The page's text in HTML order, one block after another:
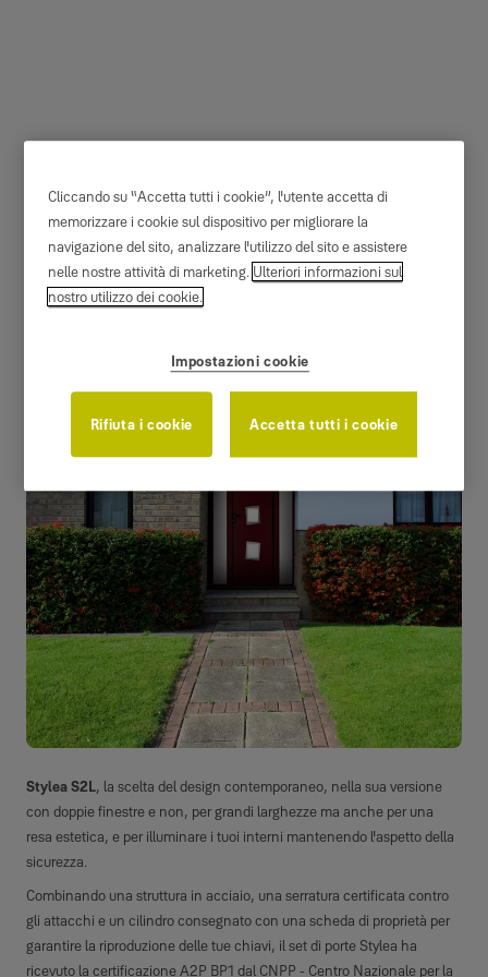
blindata Fichet
Fichet
Stylea S2L, la scelta del design contemporaneo, nella sua versione
con doppie finestre e non, per grandi larghezze ma anche per una
resa estetica, e per illuminare i tuoi interni mantenendo l'aspetto della
sicurezza.
Combinando una struttura in acciaio, una serratura certificata contro
gli attacchi e un cilindro consegnato con una scheda di proprietà per
garantire la riproduzione delle tue chiavi, il set di porte Stylea ha
ricevuto la certificazione A2P BP1 dal CNPP - Centro Nazionale per la
Cliccando su “Accetta tutti i cookie”, l'utente accetta di
memorizzare i cookie sul dispositivo per migliorare la
navigazione del sito, analizzare l'utilizzo del sito e assistere
nelle nostre attività di marketing. Ulteriori informazioni sul
nostro utilizzo dei cookie.
Impostazioni cookie
Rifiuta i cookie Accetta tutti i cookie